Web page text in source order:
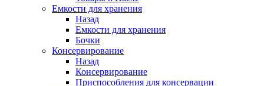
Емкости для хранения
Назад
Емкости для хранения
Бочки
Консервирование
Назад
Консервирование
Приспособления для консервации